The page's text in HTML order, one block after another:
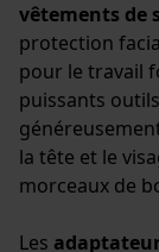
vêtements de
protection
pour le travail
puissants
la tête et le
morceaux de
Les